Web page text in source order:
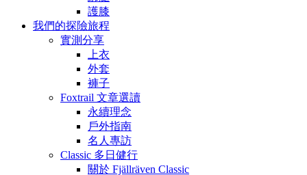
護膝
我們的探險旅程
實測分享
上衣
外套
褲子
Foxtrail 文章選讀
永續理念
戶外指南
名人專訪
Classic 多日健行
關於 Fjällräven Classic